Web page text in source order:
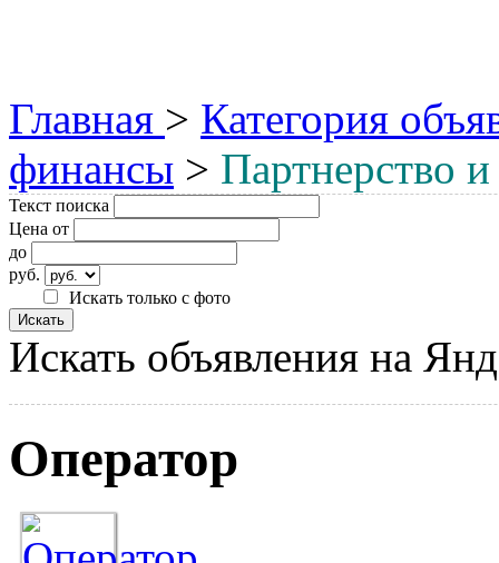
Главная > Категория
финансы > Партнерство
Текст поиска
Цена от
до
руб.
Искать только с фото
Искать объявления на
Оператор